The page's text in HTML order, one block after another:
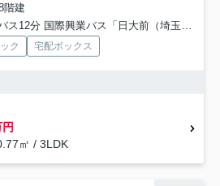
階建
国際興業バス「日大前（埼玉県）」 停歩4分
ク 宅配ボックス
㎡ / 3LDK